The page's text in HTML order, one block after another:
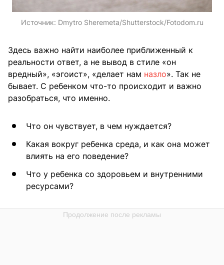
Источник: Dmytro Sheremeta/Shutterstock/Fotodom.ru
Здесь важно найти наиболее приближенный к
реальности ответ, а не вывод в стиле «он
вредный», «эгоист», «делает нам назло». Так не
бывает. С ребенком что-то происходит и важно
разобраться, что именно.
Что он чувствует, в чем нуждается?
Какая вокруг ребенка среда, и как она может
влиять на его поведение?
Что у ребенка со здоровьем и внутренними
ресурсами?